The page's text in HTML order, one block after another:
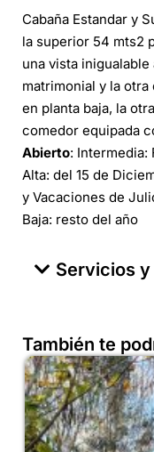
Cabaña Estandar y
la superior 54 mts2
una vista
matrimonial y la
en planta baja, la
comedor equipada
Abierto: Intermedia:
Alta: del 15 de
y Vacaciones de
Baja: resto del año
Servicios
También te